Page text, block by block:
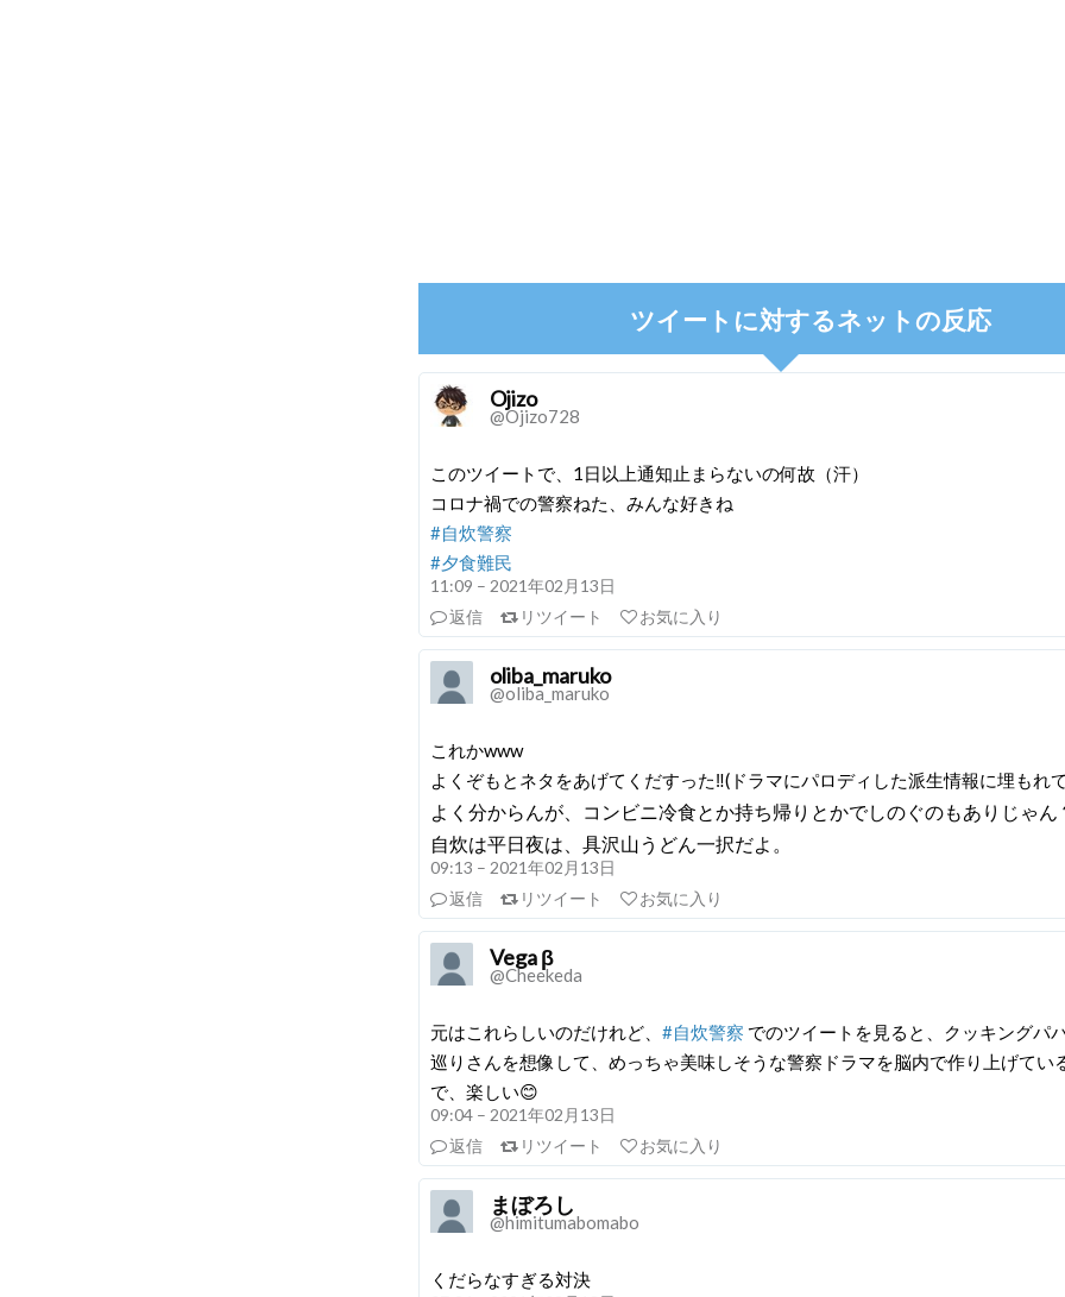
ツイートに対するネットの反応
Ojizo
@Ojizo728
このツイートで、1日以上通知止まらないの何故（汗）
コロナ禍での警察ねた、みんな好きね
#自炊警察
#夕食難民
11:09 – 2021年02月13日
返信
リツイート お気に入り
oliba_maruko
@oliba_maruko
これかwww
よくぞもとネタをあげてくだすった‼️(ドラマにパロディした派生情報に埋もれ
よく分からんが、コンビニ冷食とか持ち帰りとかでしのぐのもありじゃん
自炊は平日夜は、具沢山うどん一択だよ。
09:13 – 2021年02月13日
返信
リツイート お気に入り
Vega β
@Cheekeda
元はこれらしいのだけれど、 #自炊警察 でのツイートを見ると、クッキングパ
巡りさんを想像して、めっちゃ美味しそうな警察ドラマを脳内で作り上げてい
で、楽しい😊
09:04 – 2021年02月13日
返信
リツイート お気に入り
まぼろし
@himitumabomabo
くだらなすぎる対決